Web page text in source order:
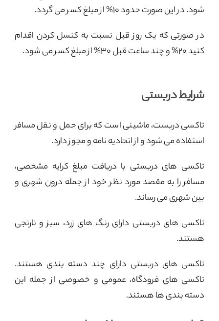
شود. در این صورت حدود 10% از مبلغ کسر می گردد.
در صورتی که یک روز قبل نسبت به کنسل کردن اقدام
کنید 20% و چند ساعت قبل 30% از مبلغ کسر می شود.
شرایط دربستی
تاکسی دربست، ماشینی است که برای حمل و نقل مسافر
استفاده می شود و از اتحادیه نامه و مجوز دارد.
تاکسی های دربستی با دریافت مبلغ کرایه مشخصی،
مسافر را به مقصد مورد نظر خود از جمله درون شهری و
بین شهری می رساند.
تاکسی های دربستی دارای رنگ های زرد، سبز و نارنجی
هستند.
تاکسی های دربستی دارای چند دسته بندی هستند.
تاکسی های فرودگاه، عمومی و خصوصی از جمله این
دسته بندی ها هستند.